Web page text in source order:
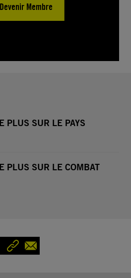
Devenir Membre
PLUS SUR LE PAYS
PLUS SUR LE COMBAT